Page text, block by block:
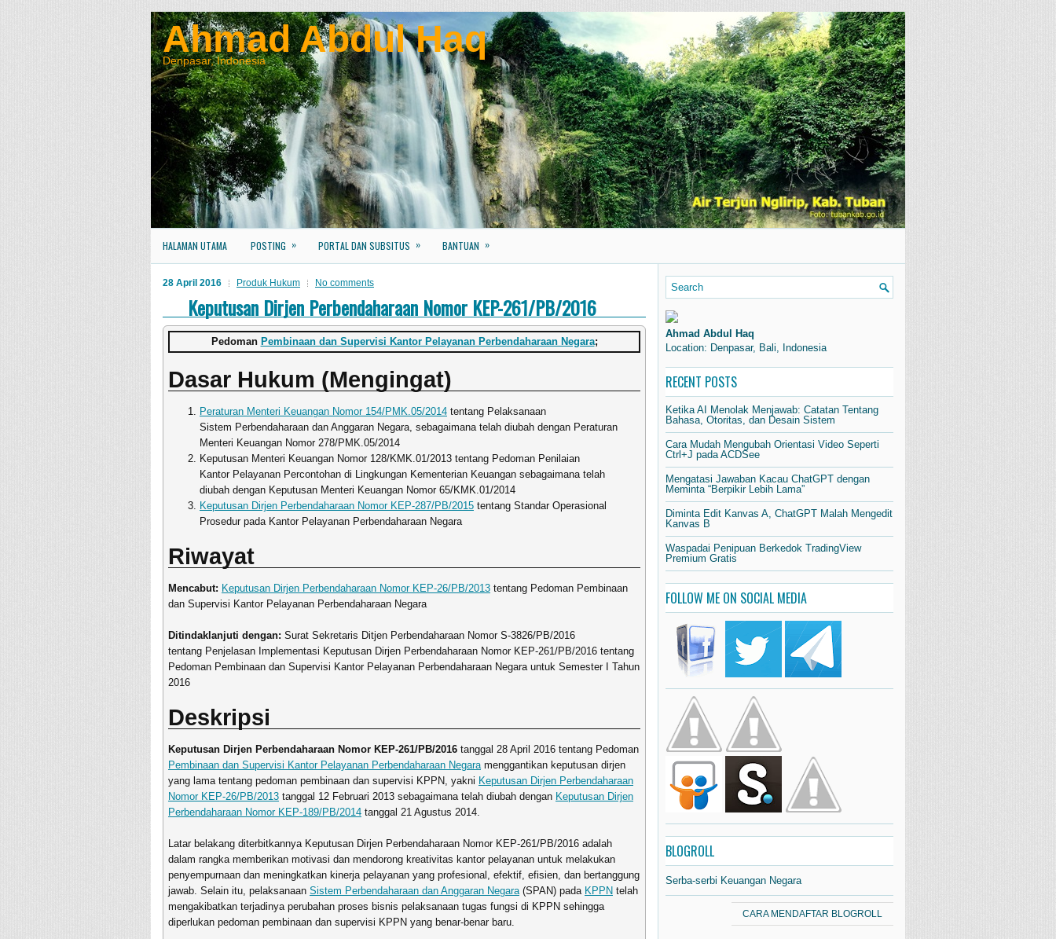
Ahmad Abdul Haq
Denpasar, Indonesia
HALAMAN UTAMA POSTING » PORTAL DAN SUBSITUS » BANTUAN »
28 April 2016 Produk Hukum No comments
Keputusan Dirjen Perbendaharaan Nomor KEP-261/PB/2016
Pedoman Pembinaan dan Supervisi Kantor Pelayanan Perbendaharaan Negara;
Dasar Hukum (Mengingat)
Peraturan Menteri Keuangan Nomor 154/PMK.05/2014 tentang Pelaksanaan
Sistem Perbendaharaan dan Anggaran Negara, sebagaimana telah diubah dengan Peraturan
Menteri Keuangan Nomor 278/PMK.05/2014
Keputusan Menteri Keuangan Nomor 128/KMK.01/2013 tentang Pedoman Penilaian
Kantor Pelayanan Percontohan di Lingkungan Kementerian Keuangan sebagaimana telah
diubah dengan Keputusan Menteri Keuangan Nomor 65/KMK.01/2014
Keputusan Dirjen Perbendaharaan Nomor KEP-287/PB/2015 tentang Standar Operasional
Prosedur pada Kantor Pelayanan Perbendaharaan Negara
Riwayat
Mencabut: Keputusan Dirjen Perbendaharaan Nomor KEP-26/PB/2013 tentang Pedoman Pembinaan
dan Supervisi Kantor Pelayanan Perbendaharaan Negara
Ditindaklanjuti dengan: Surat Sekretaris Ditjen Perbendaharaan Nomor S-3826/PB/2016
tentang Penjelasan Implementasi Keputusan Dirjen Perbendaharaan Nomor KEP-261/PB/2016 tentang
Pedoman Pembinaan dan Supervisi Kantor Pelayanan Perbendaharaan Negara untuk Semester I Tahun
2016
Deskripsi
Keputusan Dirjen Perbendaharaan Nomor KEP-261/PB/2016 tanggal 28 April 2016 tentang Pedoman
Pembinaan dan Supervisi Kantor Pelayanan Perbendaharaan Negaramenggantikan keputusan dirjen
yang lama tentang pedoman pembinaan dan supervisi KPPN, yakni Keputusan Dirjen Perbendaharaan
Nomor KEP-26/PB/2013 tanggal 12 Februari 2013 sebagaimana telah diubah dengan Keputusan Dirjen
Perbendaharaan Nomor KEP-189/PB/2014 tanggal 21 Agustus 2014.
Latar belakang diterbitkannya Keputusan Dirjen Perbendaharaan Nomor KEP-261/PB/2016 adalah
dalam rangka memberikan motivasi dan mendorong kreativitas kantor pelayanan untuk melakukan
penyempurnaan dan meningkatkan kinerja pelayanan yang profesional, efektif, efisien, dan bertanggung
jawab. Selain itu, pelaksanaan Sistem Perbendaharaan dan Anggaran Negara(SPAN) pada KPPN telah
mengakibatkan terjadinya perubahan proses bisnis pelaksanaan tugas fungsi di KPPN sehingga
diperlukan pedoman pembinaan dan supervisi KPPN yang benar-benar baru.
Ahmad Abdul Haq
Location: Denpasar, Bali, Indonesia
RECENT POSTS
Ketika AI Menolak Menjawab: Catatan Tentang
Bahasa, Otoritas, dan Desain Sistem
Cara Mudah Mengubah Orientasi Video Seperti
Ctrl+J pada ACDSee
Mengatasi Jawaban Kacau ChatGPT dengan
Meminta “Berpikir Lebih Lama”
Diminta Edit Kanvas A, ChatGPT Malah Mengedit
Kanvas B
Waspadai Penipuan Berkedok TradingView
Premium Gratis
FOLLOW ME ON SOCIAL MEDIA
BLOGROLL
Serba-serbi Keuangan Negara
CARA MENDAFTAR BLOGROLL